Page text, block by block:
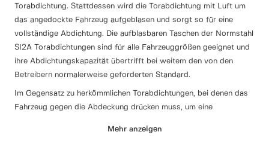
Torabdichtung. Stattdessen wird die Torabdichtung mit Luft um
das angedockte Fahrzeug aufgeblasen und sorgt so für eine
vollständige Abdichtung. Die aufblasbaren Taschen der Normstahl
SI2A Torabdichtungen sind für alle Fahrzeuggrößen geeignet und
ihre Abdichtungskapazität übertrifft bei weitem den von den
Betreibern normalerweise geforderten Standard.
Im Gegensatz zu herkömmlichen Torabdichtungen, bei denen das
Fahrzeug gegen die Abdeckung drücken muss, um eine
einem anderen Prinzip. Sie verwendet eine luftgefüllte Struktur, die
Mehr anzeigen